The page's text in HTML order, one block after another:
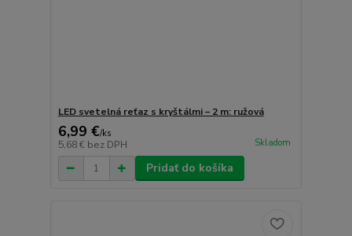
LED svetelná reťaz s kryštálmi – 2 m: ružová
6,99 €/ks
5,68 € bez DPH Skladom
Pridať do košíka